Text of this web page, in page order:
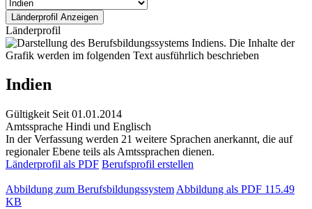
Länderprofil
Indien
Gültigkeit Seit 01.01.2014
Amtssprache Hindi und Englisch
In der Verfassung werden 21 weitere Sprachen anerkannt, die auf
regionaler Ebene teils als Amtssprachen dienen.
Länderprofil als PDF Berufsprofil erstellen
Abbildung zum Berufsbildungssystem Abbildung als PDF 115.49
KB